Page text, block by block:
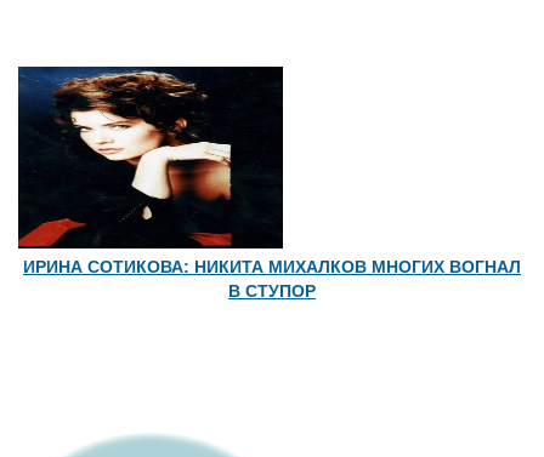
ИРИНА СОТИКОВА: НИКИТА МИХАЛКОВ МНОГИХ ВОГНАЛ
В СТУПОР